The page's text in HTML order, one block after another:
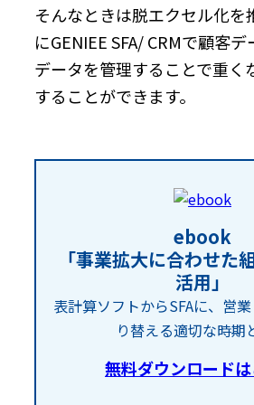
そんなときは脱エクセル化を
にGENIEE SFA/ CRMで顧客
データを管理することで重く
することができます。
ebook
「事業拡大に合わせた
活用」
表計算ソフトからSFAに、営
り替える適切な時期
無料ダウンロード